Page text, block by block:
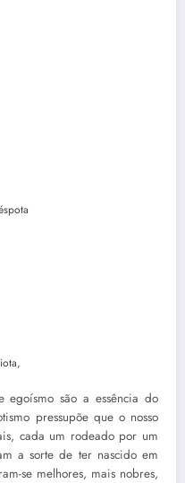
egoísmo são a essência do
pressupõe que o nosso
cada um rodeado por um
a sorte de ter nascido em
se melhores, mais nobres,